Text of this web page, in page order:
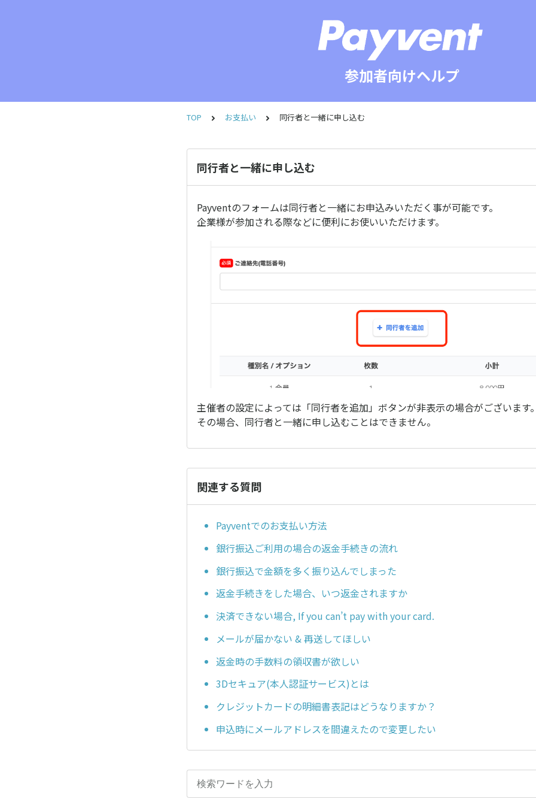
参加者向けヘルプ
TOP お支払い 同行者と一緒に申し込む
同行者と一緒に申し込む
Payventのフォームは同行者と一緒にお申込みいただく事が可能です。
企業様が参加される際などに便利にお使いいただけます。
主催者の設定によっては「同行者を追加」ボタンが非表示の場合がございます
その場合、同行者と一緒に申し込むことはできません。
関連する質問
Payventでのお支払い方法
銀行振込ご利用の場合の返金手続きの流れ
銀行振込で金額を多く振り込んでしまった
返金手続きをした場合、いつ返金されますか
決済できない場合, If you can’t pay with your card.
メールが届かない & 再送してほしい
返金時の手数料の領収書が欲しい
3Dセキュア(本人認証サービス)とは
クレジットカードの明細書表記はどうなりますか？
申込時にメールアドレスを間違えたので変更したい